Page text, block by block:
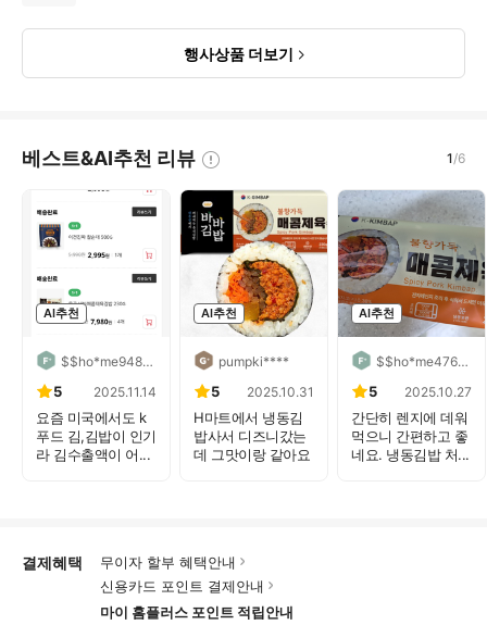
행사상품 더보기
베스트&AI추천 리뷰 1/6
AI추천
$$ho*me948****
5 2025.11.14
요즘 미국에서도 k
푸드 김,김밥이 인기
라 김수출액이 어...
AI추천
pumpki****
5 2025.10.31
H마트에서 냉동김
밥사서 디즈니갔는
데 그맛이랑 같아요
AI추천
$$ho*me476****
5 2025.10.27
간단히 렌지에 데워
먹으니 간편하고 좋
네요. 냉동김밥 처...
결제혜택
무이자 할부 혜택안내
신용카드 포인트 결제안내
마이 홈플러스 포인트 적립안내